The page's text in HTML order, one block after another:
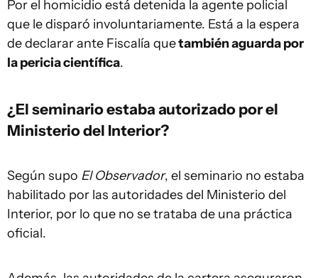
Por el homicidio está detenida la agente policial
que le disparó involuntariamente. Está a la espera
de declarar ante Fiscalía quetambién aguarda por
la pericia científica.
¿El seminario estaba autorizado por el
Ministerio del Interior?
Según supo El Observador, el seminario no estaba
habilitado por las autoridades del Ministerio del
Interior, por lo que no se trataba de una práctica
oficial.